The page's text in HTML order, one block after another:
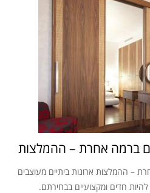
ברמה אחרת – ההמלצות
– ההמלצות ארונות ביתיים מעוצבים
חדים ומקצועיים בבחירתם.